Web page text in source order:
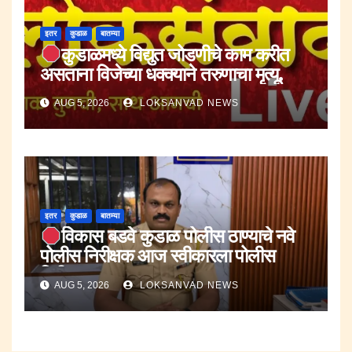
इतर कुडाळ बातम्या
कुडाळमध्ये विद्युत जोडणीचे काम करीत
असताना विजेच्या धक्क्याने तरुणाचा मृत्यू.
AUG 5, 2026 LOKSANVAD NEWS
इतर कुडाळ बातम्या
विकास बडवे कुडाळ पोलीस ठाण्याचे नवे
पोलीस निरीक्षक आज स्वीकारला पोलीस
निरीक्षक पदाचा पदभार..
AUG 5, 2026 LOKSANVAD NEWS